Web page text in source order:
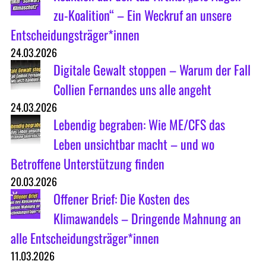
zu-Koalition“ – Ein Weckruf an unsere
Entscheidungsträger*innen
24.03.2026
Digitale Gewalt stoppen – Warum der Fall
Collien Fernandes uns alle angeht
24.03.2026
Lebendig begraben: Wie ME/CFS das
Leben unsichtbar macht – und wo
Betroffene Unterstützung finden
20.03.2026
Offener Brief: Die Kosten des
Klimawandels – Dringende Mahnung an
alle Entscheidungsträger*innen
11.03.2026